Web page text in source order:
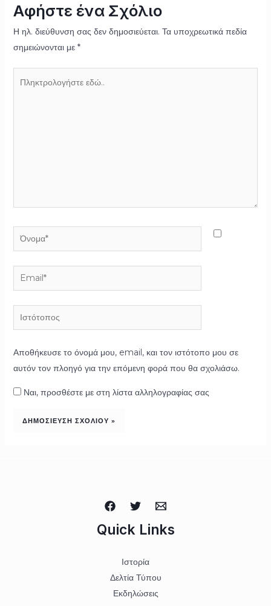
Αφήστε ένα Σχόλιο
Η ηλ. διεύθυνση σας δεν δημοσιεύεται. Τα υποχρεωτικά πεδία
σημειώνονται με *
Όνομα*
Email*
Ιστότοπος
Αποθήκευσε το όνομά μου, email, και τον ιστότοπο μου σε
αυτόν τον πλοηγό για την επόμενη φορά που θα σχολιάσω.
Ναι, προσθέστε με στη λίστα αλληλογραφίας σας
Quick Links
Ιστορία
Δελτία Τύπου
Εκδηλώσεις